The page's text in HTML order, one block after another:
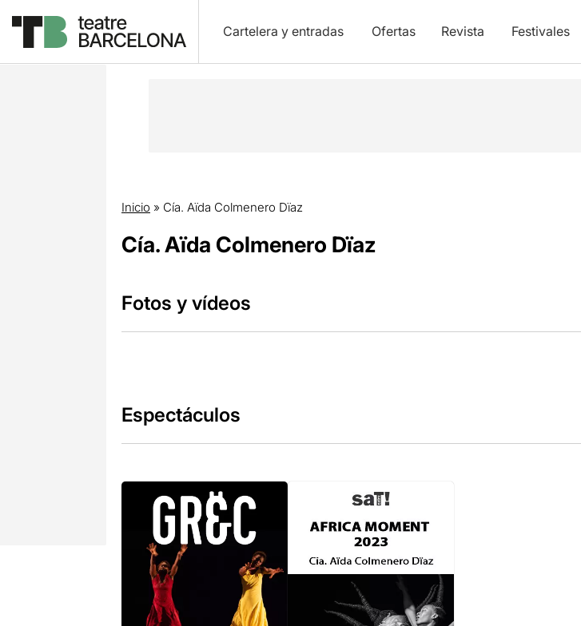
Cartelera y entradas Ofertas Revista Festivales
Inicio » Cía. Aïda Colmenero Dïaz
Cía. Aïda Colmenero Dïaz
Fotos y vídeos
Espectáculos